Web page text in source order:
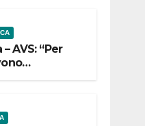
AVS: “Per